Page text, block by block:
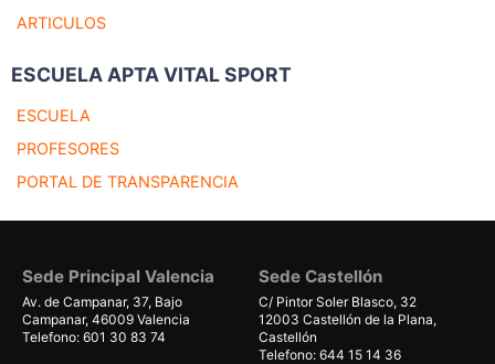
ARTICULOS
ESCUELA APTA VITAL SPORT
ESCUELA
PROFESORES
PORTAL DE TRANSPARENCIA
Sede Principal Valencia
Av. de Campanar, 37, Bajo
Campanar, 46009 Valencia
Telefono: 601 30 83 74
Sede Castellón
C/ Pintor Soler Blasco, 32
12003 Castellón de la Plana,
Castellón
Telefono: 644 15 14 36